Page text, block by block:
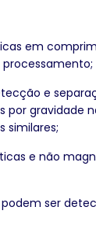
em
e
por gravidade
similares;
e não
ser